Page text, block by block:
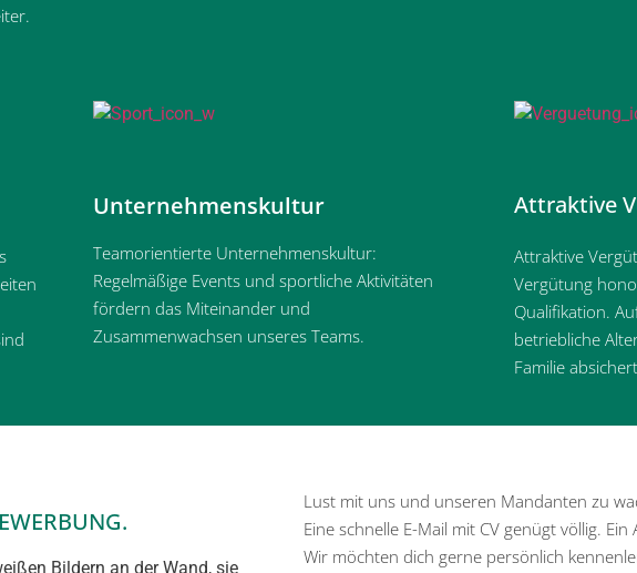
Unternehmenskultur
Teamorientierte Unternehmenskultur:
Regelmäßige Events und sportliche Aktivitäten
fördern das Miteinander und
Zusammenwachsen unseres Teams.
Attraktive
Attraktive
Vergütung
Qualifikation.
betriebliche
Familie
Lust mit uns und unseren Mandanten zu
Eine schnelle E-Mail mit CV genügt völlig.
Wir möchten dich gerne persönlich